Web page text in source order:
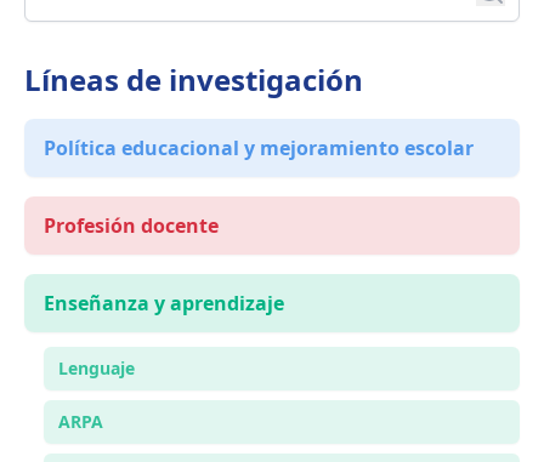
Líneas de investigación
Política educacional y mejoramiento escolar
Profesión docente
Enseñanza y aprendizaje
Lenguaje
ARPA